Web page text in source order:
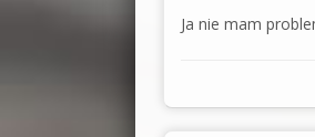
Ja nie mam